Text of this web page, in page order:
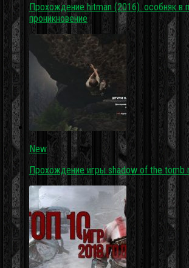
Прохождение hitman (2016). особняк в
проникновение
New
Прохождение игры shadow of the tomb